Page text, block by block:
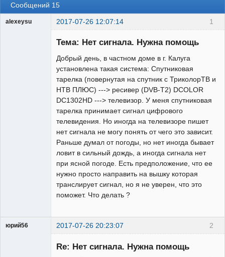
Сообщений 15
1
alexeysu 2017-07-26 12:07:14
Тема: Нет сигнала. Нужна помощь
Добрый день, в частном доме в г. Калуга
установлена такая система: Спутниковая
тарелка (повернутая на спутник с ТриколорТВ и
НТВ ПЛЮС) ---> ресивер (DVB-T2) DCOLOR
DC1302HD ---> телевизор. У меня спутниковая
тарелка принимает сигнал цифрового
телевидения. Но иногда на телевизоре пишет
нет сигнала не могу понять от чего это зависит.
Раньше думал от погоды, но нет иногда бывает
ловит в сильный дождь, а иногда сигнала нет
при ясной погоде. Есть предположение, что ее
нужно просто направить на вышку которая
транслирует сигнал, но я не уверен, что это
поможет. Что делать ?
2
юрий56 2017-07-26 20:23:07
Re: Нет сигнала. Нужна помощь